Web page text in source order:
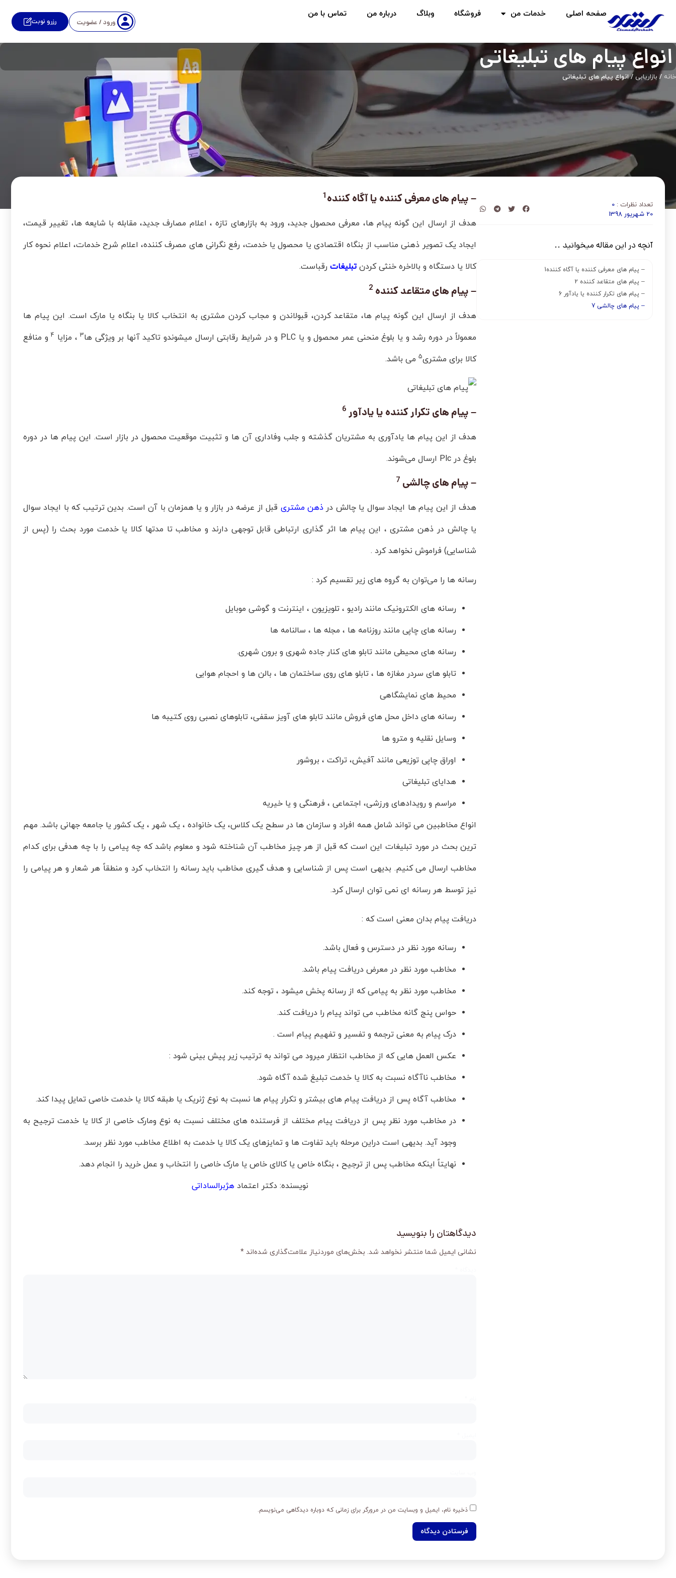
صفحه اصلی خدمات من فروشگاه وبلاگ درباره من تماس با من
ورود / عضویت رزرو نوبت
انواع پیام های تبلیغاتی
خانه / بازاریابی / انواع پیام های تبلیغاتی
تعداد نظرات : 0
20 شهریور 1398
آنچه در این مقاله میخوانید ..
– پیام های معرفی کننده یا آگاه کننده1
– پیام های متقاعد کننده 2
– پیام های تکرار کننده یا یادآور 6
– پیام های چالشی 7
– پیام های معرفی کننده یا آگاه کننده1
هدف از ارسال این گونه پیام ها، معرفی محصول جدید، ورود به بازارهای تازه ، اعلام مصارف جدید، مقابله با شایعه ها، تغییر قیمت،
ایجاد یک تصویر ذهنی مناسب از بنگاه اقتصادی یا محصول یا خدمت، رفع نگرانی های مصرف کننده، اعلام شرح خدمات، اعلام نحوه کار
کالا یا دستگاه و بالاخره خنثی کردنتبلیغات رقباست.
– پیام های متقاعد کننده 2
هدف از ارسال این گونه پیام ها، متقاعد کردن، قبولاندن و مجاب کردن مشتری به انتخاب کالا یا بنگاه یا مارک است. این پیام ها
معمولاً در دوره رشد و یا بلوغ منحنی عمر محصول و یا PLC و در شرایط رقابتی ارسال میشوندو تاکید آنها بر ویژگی ها
3، مزایا 4و منافع
کالا برای مشتری5می باشد.
– پیام های تکرار کننده یا یادآور 6
هدف از این پیام ها یادآوری به مشتریان گذشته و جلب وفاداری آن ها و تثبیت موقعیت محصول در بازار است. این پیام ها در دوره
بلوغ در Plc ارسال می‌شوند.
– پیام های چالشی 7
هدف از این پیام ها ایجاد سوال یا چالش در ذهن مشتری قبل از عرضه در بازار و یا همزمان با آن است. بدین ترتیب که با ایجاد سوال
یا چالش در ذهن مشتری ، این پیام ها اثر گذاری ارتباطی قابل توجهی دارند و مخاطب تا مدتها کالا یا خدمت مورد بحث را (پس از
شناسایی) فراموش نخواهد کرد .
رسانه ها را می‌توان به گروه های زیر تقسیم کرد :
رسانه های الکترونیک مانند رادیو ، تلویزیون ، اینترنت و گوشی موبایل
رسانه های چاپی مانند روزنامه ها ، مجله ها ، سالنامه ها
رسانه های محیطی مانند تابلو های کنار جاده شهری و برون شهری.
تابلو های سردر مغازه ها ، تابلو های روی ساختمان ها ، بالن ها و احجام هوایی
محیط های نمایشگاهی
رسانه های داخل محل های فروش مانند تابلو های آویز سقفی، تابلوهای نصبی روی کتیبه ها
وسایل نقلیه و مترو ها
اوراق چاپی توزیعی مانند آفیش، تراکت ، بروشور
هدایای تبلیغاتی
مراسم و رویدادهای ورزشی، اجتماعی ، فرهنگی و یا خیریه
انواع مخاطبین می تواند شامل همه افراد و سازمان ها در سطح یک کلاس، یک خانواده ، یک شهر ، یک کشور یا جامعه جهانی باشد. مهم
ترین بحث در مورد تبلیغات این است که قبل از هر چیز مخاطب آن شناخته شود و معلوم باشد که چه پیامی را با چه هدفی برای کدام
مخاطب ارسال می کنیم. بدیهی است پس از شناسایی و هدف گیری مخاطب باید رسانه را انتخاب کرد و منطقاً هر شعار و هر پیامی را
نیز توسط هر رسانه ای نمی توان ارسال کرد.
دریافت پیام بدان معنی است که :
رسانه مورد نظر در دسترس و فعال باشد.
مخاطب مورد نظر در معرض دریافت پیام باشد.
مخاطب مورد نظر به پیامی که از رسانه پخش میشود ، توجه کند.
حواس پنج گانه مخاطب می تواند پیام را دریافت کند.
درک پیام به معنی ترجمه و تفسیر و تفهیم پیام است .
عکس العمل هایی که از مخاطب انتظار میرود می تواند به ترتیب زیر پیش بینی شود :
مخاطب ناآگاه نسبت به کالا یا خدمت تبلیغ شده آگاه شود.
مخاطب آگاه پس از دریافت پیام های بیشتر و تکرار پیام ها نسبت به نوع ژنریک یا طبقه کالا یا خدمت خاصی تمایل پیدا کند.
در مخاطب مورد نظر پس از دریافت پیام مختلف از فرستنده های مختلف نسبت به نوع ومارک خاصی از کالا یا خدمت ترجیح به
وجود آید. بدیهی است دراین مرحله باید تفاوت ها و تمایزهای یک کالا یا خدمت به اطلاع مخاطب مورد نظر برسد.
نهایتاً اینکه مخاطب پس از ترجیح ، بنگاه خاص یا کالای خاص یا مارک خاصی را انتخاب و عمل خرید را انجام دهد.
نویسنده: دکتر اعتمادهژبرالساداتی
دیدگاهتان را بنویسید
نشانی ایمیل شما منتشر نخواهد شد. بخش‌های موردنیاز علامت‌گذاری شده‌اند *
ذخیره نام، ایمیل و وبسایت من در مرورگر برای زمانی که دوباره دیدگاهی می‌نویسم.